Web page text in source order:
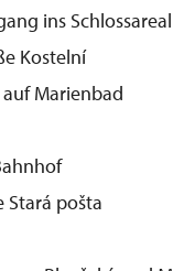
ins Schlossareal
Kostelní
Marienbad
Stará pošta